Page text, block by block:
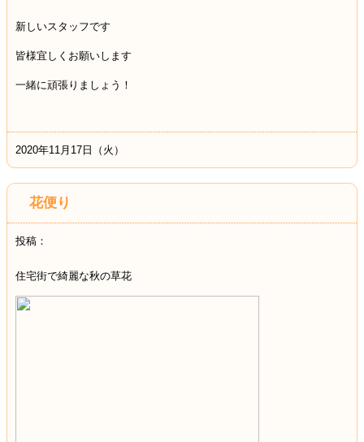
新しいスタッフです
皆様宜しくお願いします
一緒に頑張りましょう！
2020年11月17日（火）
花便り
投稿：
住宅街で綺麗な秋の草花